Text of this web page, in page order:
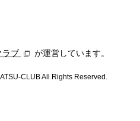
ラブ 別のウィンドウで開きます。
が運営しています。
CLUB All Rights Reserved.